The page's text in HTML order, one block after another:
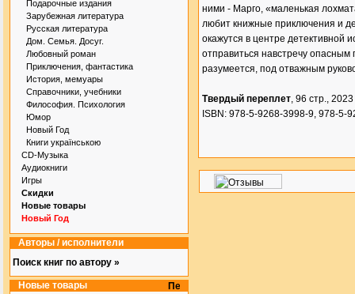
Подарочные издания
Зарубежная литература
Русская литература
Дом. Семья. Досуг.
Любовный роман
Приключения, фантастика
История, мемуары
Справочники, учебники
Философия. Психология
Юмор
Новый Год
Книги українською
CD-Музыка
Аудиокниги
Игры
Скидки
Новые товары
Новый Год
Авторы / исполнители
Поиск книг по автору »
Новые товары
ними - Марго, «маленькая
любит книжные приключения и
окажутся в центре детективной
отправиться навстречу
разумеется, под отважным
Твердый переплет, 96 стр., 2023
ISBN: 978-5-9268-3998-9, 978-5-